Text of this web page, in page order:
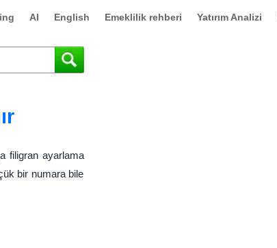
AI English Emeklilik rehberi Yatırım Analizi
filigran ayarlama
bir numara bile